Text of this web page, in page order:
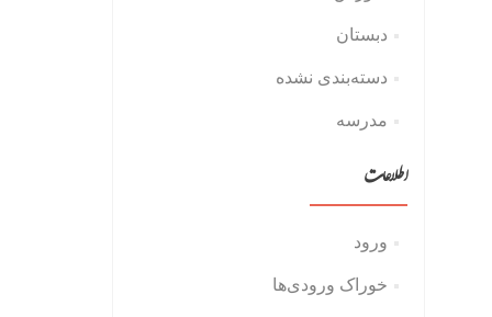
دبستان
دسته‌بندی نشده
مدرسه
اطلاعات
ورود
خوراک ورودی‌ها